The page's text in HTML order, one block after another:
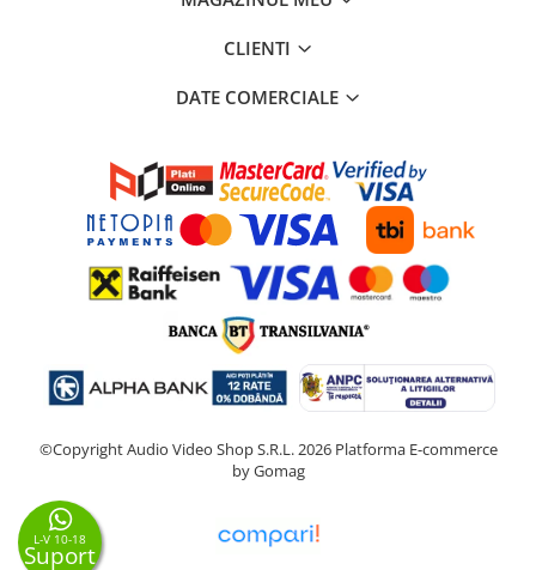
CLIENTI
DATE COMERCIALE
©Copyright Audio Video Shop S.R.L. 2026 Platforma E-commerce
by Gomag
L-V 10-18
Suport